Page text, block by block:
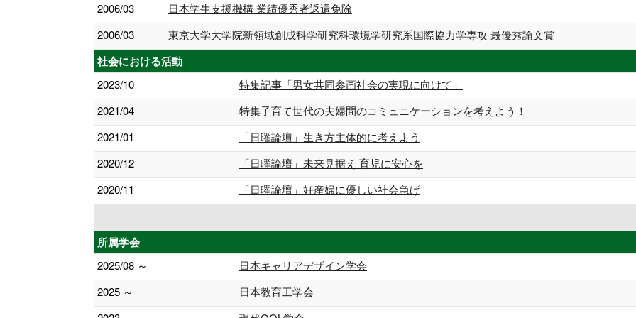
2006/03
日本学生支援機構 業績優秀者返還免除
2006/03
東京大学大学院新領域創成科学研究科環境学研究系国際協力学専攻 最優秀論文賞
社会における活動
2023/10
特集記事「男女共同参画社会の実現に向けて」
2021/04
特集子育て世代の夫婦間のコミュニケーションを考えよう！
2021/01
「日曜論壇」生き方主体的に考えよう
2020/12
「日曜論壇」未来見据え 育児に安心を
2020/11
「日曜論壇」妊産婦に優しい社会急げ
所属学会
2025/08 ～
日本キャリアデザイン学会
2025 ～
日本教育工学会